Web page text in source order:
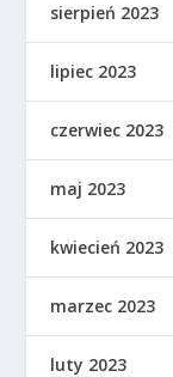
sierpień 2023
lipiec 2023
czerwiec 2023
maj 2023
kwiecień 2023
marzec 2023
luty 2023